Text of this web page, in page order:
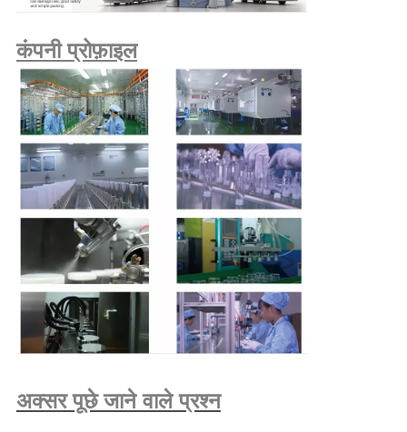
कंपनी प्रोफ़ाइल
अक्सर पूछे जाने वाले प्रश्न